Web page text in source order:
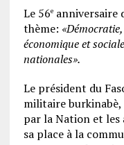
Le 56eanniversaire
thème:
économique et
nationales».
Le président du
militaire burkinabè,
par la Nation et
sa place à la